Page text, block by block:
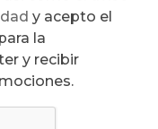
y acepto el
la
y recibir